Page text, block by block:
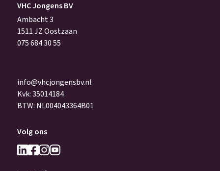
VHC Jongens BV
Ambacht 3
1511 JZ Oostzaan
075 684 30 55
info@vhcjongensbv.nl
Kvk: 35014184
BTW: NL004043364B01
Volg ons